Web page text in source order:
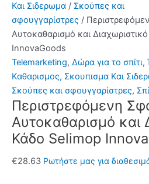
Και Σιδερωμα / Σκούπες και
σφουγγαρίστρες /
Αυτοκαθαρισμό και
InnovaGoods
Telemarketing, Δώρα για το σπίτι,
Καθαρισμος, Σκουπισμα Και
Σκούπες και σφουγγαρίστρες,
Περιστρεφόμενη
Αυτοκαθαρισμό και
Κάδο Selimop
€28.63 Ρωτήστε μας για